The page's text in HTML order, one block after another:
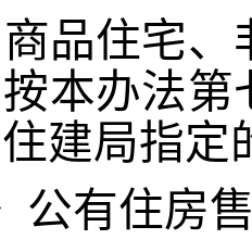
商品住宅
本办法
建局指定
公有住房